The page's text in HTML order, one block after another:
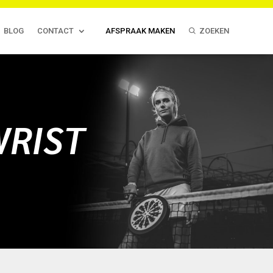
BLOG CONTACT AFSPRAAK MAKEN ZOEKEN